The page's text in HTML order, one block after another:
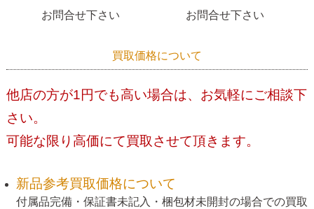
お問合せ下さい お問合せ下さい
買取価格について
他店の方が1円でも高い場合は、お気軽にご相談下
さい。
可能な限り高価にて買取させて頂きます。
新品参考買取価格について
付属品完備・保証書未記入・梱包材未開封の場合での買取